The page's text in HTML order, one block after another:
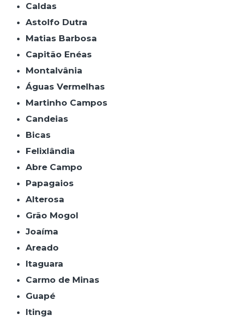
Caldas
Astolfo Dutra
Matias Barbosa
Capitão Enéas
Montalvânia
Águas Vermelhas
Martinho Campos
Candeias
Bicas
Felixlândia
Abre Campo
Papagaios
Alterosa
Grão Mogol
Joaíma
Areado
Itaguara
Carmo de Minas
Guapé
Itinga